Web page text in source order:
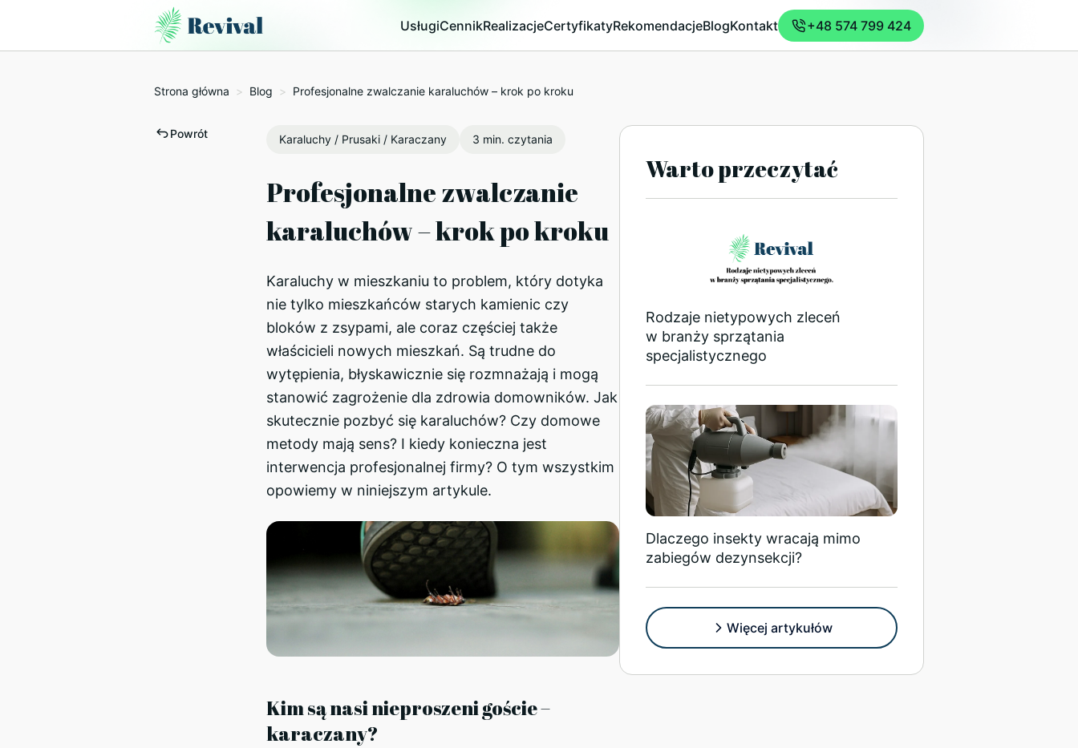
UsługiCennikRealizacjeCertyfikatyRekomendacjeBlogKontakt +48 574 799 424
Strona główna > Blog > Profesjonalne zwalczanie karaluchów – krok po kroku
Powrót Karaluchy / Prusaki / Karaczany 3 min. czytania
Profesjonalne zwalczanie
karaluchów – krok po kroku
Karaluchy w mieszkaniu to problem, który dotyka
nie tylko mieszkańców starych kamienic czy
bloków z zsypami, ale coraz częściej także
właścicieli nowych mieszkań. Są trudne do
wytępienia, błyskawicznie się rozmnażają i mogą
stanowić zagrożenie dla zdrowia domowników. Jak
skutecznie pozbyć się karaluchów? Czy domowe
metody mają sens? I kiedy konieczna jest
interwencja profesjonalnej firmy? O tym wszystkim
opowiemy w niniejszym artykule.
Kim są nasi nieproszeni goście –
karaczany?
Warto przeczytać
Rodzaje nietypowych zleceń
w branży sprzątania
specjalistycznego
Dlaczego insekty wracają mimo
zabiegów dezynsekcji?
Więcej artykułów